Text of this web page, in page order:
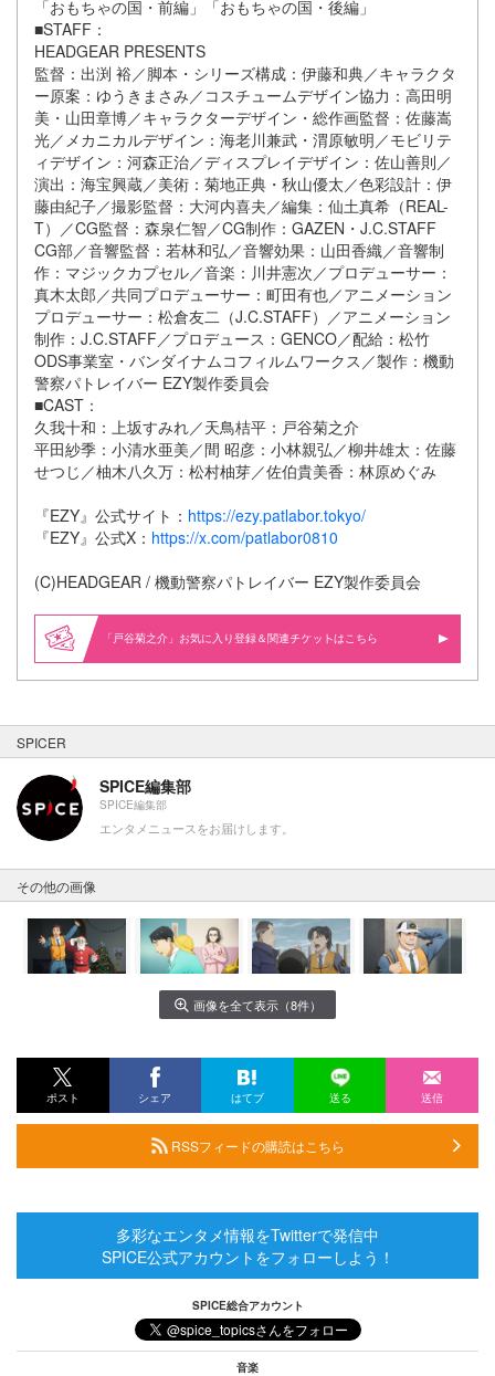
「おもちゃの国・前編」「おもちゃの国・後編」
■STAFF：
HEADGEAR PRESENTS
監督：出渕 裕／脚本・シリーズ構成：伊藤和典／キャラクタ
ー原案：ゆうきまさみ／コスチュームデザイン協力：高田明
美・山田章博／キャラクターデザイン・総作画監督：佐藤嵩
光／メカニカルデザイン：海老川兼武・渭原敏明／モビリテ
ィデザイン：河森正治／ディスプレイデザイン：佐山善則／
演出：海宝興蔵／美術：菊地正典・秋山優太／色彩設計：伊
藤由紀子／撮影監督：大河内喜夫／編集：仙土真希（REAL-
T）／CG監督：森泉仁智／CG制作：GAZEN・J.C.STAFF
CG部／音響監督：若林和弘／音響効果：山田香織／音響制
作：マジックカプセル／音楽：川井憲次／プロデューサー：
真木太郎／共同プロデューサー：町田有也／アニメーション
プロデューサー：松倉友二（J.C.STAFF）／アニメーション
制作：J.C.STAFF／プロデュース：GENCO／配給：松竹
ODS事業室・バンダイナムコフィルムワークス／製作：機動
警察パトレイバー EZY製作委員会
■CAST：
久我十和：上坂すみれ／天鳥桔平：戸谷菊之介
平田紗季：小清水亜美／間 昭彦：小林親弘／柳井雄太：佐藤
せつじ／柚木八久万：松村柚芽／佐伯貴美香：林原めぐみ
『EZY』公式サイト： https://ezy.patlabor.tokyo/
『EZY』公式X： https://x.com/patlabor0810
(C)HEADGEAR / 機動警察パトレイバー EZY製作委員会
「戸谷菊之介」お気に入り登録＆関連 はこちら
SPICER
SPICE編集部
SPICE編集部
エンタメニュースをお届けします。
その他の画像
画像を全て表示（8件）
ポスト シェア はてブ 送る 送信
RSSフィードの購読はこちら
多彩なエンタメ情報をTwitterで発信中
SPICE公式アカウントをフォローしよう！
SPICE総合アカウント
音楽